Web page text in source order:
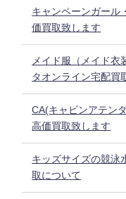
キャンペーンガール
価買取致します
メイド服（メイド衣
タオンライン宅配買
CA(キャビンアテン
高価買取致します
キッズサイズの競泳
取について